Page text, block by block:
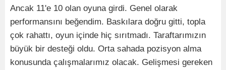
Ancak 11'e 10 olan oyuna girdi. Genel olarak
performansını beğendim. Baskılara doğru gitti, topla
çok rahattı, oyun içinde hiç sırıtmadı. Taraftarımızın
büyük bir desteği oldu. Orta sahada pozisyon alma
konusunda çalışmalarımız olacak. Gelişmesi gereken